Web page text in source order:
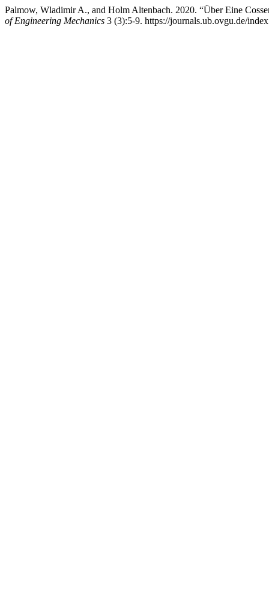
Palmow, Wladimir A., and Holm Altenbach. 2020. “Über Eine
of Engineering Mechanics 3 (3):5-9. https://journals.ub.ovgu.de/